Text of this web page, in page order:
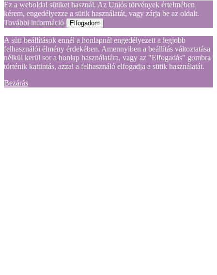
Ez a weboldal sütiket használ. Az Uniós törvények értelmében
kérem, engedélyezze a sütik használatát, vagy zárja be az oldalt.
További információ
Elfogadom
A süti beállítások ennél a honlapnál engedélyezett a legjobb
felhasználói élmény érdekében. Amennyiben a beállítás változtatása
nélkül kerül sor a honlap használatára, vagy az "Elfogadás" gombra
történik kattintás, azzal a felhasználó elfogadja a sütik használatát.
Bezárás